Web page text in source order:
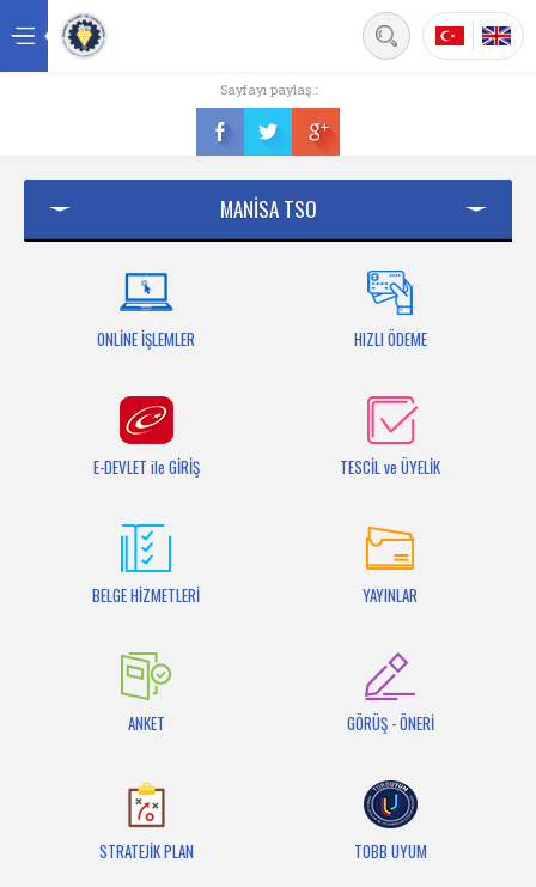
Üyelik
Bilgi Bankası
Sayfayı paylaş :
MANİSA TSO
ONLİNE İŞLEMLER HIZLI ÖDEME
E-DEVLET ile GİRİŞ TESCİL ve ÜYELİK
BELGE HİZMETLERİ YAYINLAR
ANKET GÖRÜŞ - ÖNERİ
STRATEJİK PLAN TOBB UYUM